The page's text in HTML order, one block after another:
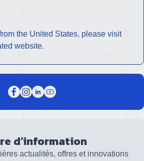
the United States, please visit
website.
d’information
actualités, offres et innovations